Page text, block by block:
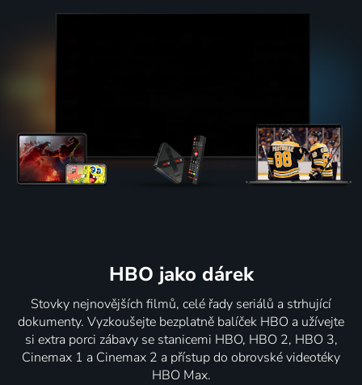
HBO jako dárek
Stovky nejnovějších filmů, celé řady seriálů a strhující
dokumenty. Vyzkoušejte bezplatně balíček HBO a užívejte
si extra porci zábavy se stanicemi HBO, HBO 2, HBO 3,
Cinemax 1 a Cinemax 2 a přístup do obrovské videotéky
HBO Max.